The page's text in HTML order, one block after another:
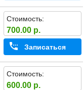
Стоимость:
700.00 р.
Записаться
Стоимость:
600.00 р.